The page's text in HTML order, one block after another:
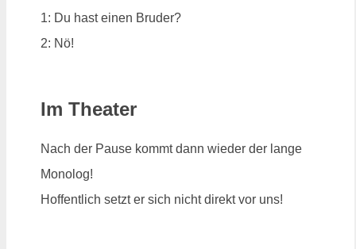
1: Du hast einen Bruder?
2: Nö!
Im Theater
Nach der Pause kommt dann wieder der lange
Monolog!
Hoffentlich setzt er sich nicht direkt vor uns!